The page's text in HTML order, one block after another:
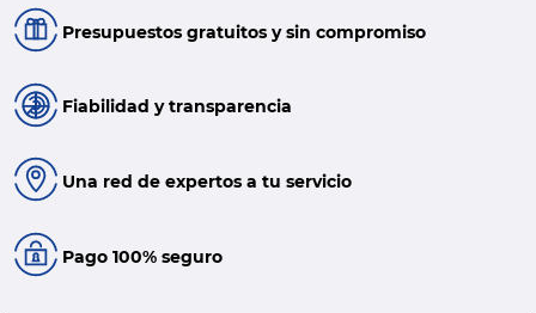
Presupuestos gratuitos y sin compromiso
Fiabilidad y transparencia
Una red de expertos a tu servicio
Pago 100% seguro